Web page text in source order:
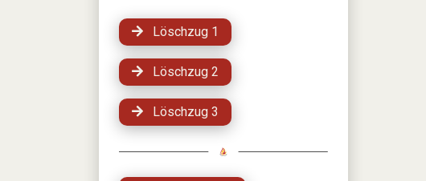
Löschzug 1
Löschzug 2
Löschzug 3